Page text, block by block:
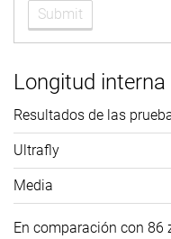
Submit
Longitud interna
Resultados de las
Ultrafly
Media
En comparación con 86